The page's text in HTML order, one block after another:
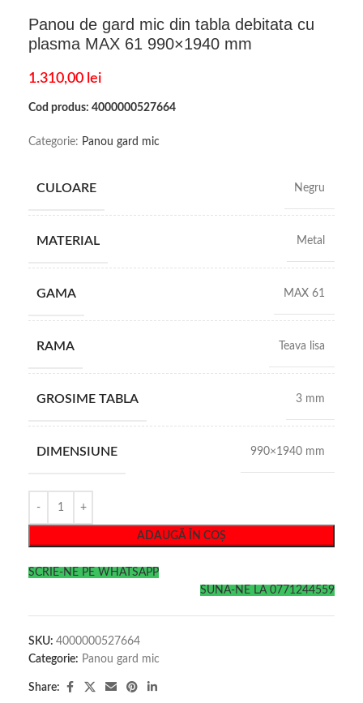
Panou de gard mic din tabla debitata cu
plasma MAX 61 990×1940 mm
1.310,00 lei
Cod produs: 4000000527664
Categorie: Panou gard mic
CULOARE Negru
MATERIAL Metal
GAMA MAX 61
RAMA Teava lisa
GROSIME TABLA 3 mm
DIMENSIUNE 990×1940 mm
ADAUGĂ ÎN COȘ
SCRIE-NE PE WHATSAPP
SUNA-NE LA 0771244559
SKU: 4000000527664
Categorie: Panou gard mic
Share: